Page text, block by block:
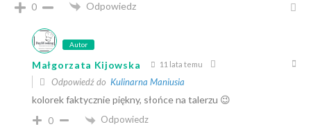
0
Odpowiedz
Autor
Małgorzata Kijowska 11 lata temu
Odpowiedź do Kulinarna Maniusia
kolorek faktycznie piękny, słońce na talerzu 😉
0 Odpowiedz